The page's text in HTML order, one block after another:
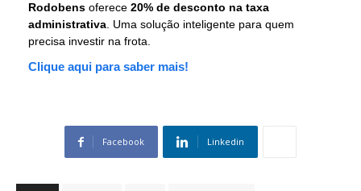
Rodobens oferece 20% de desconto na taxa
administrativa . Uma solução inteligente para quem
precisa investir na frota.
Clique aqui para saber mais!
Facebook Linkedin